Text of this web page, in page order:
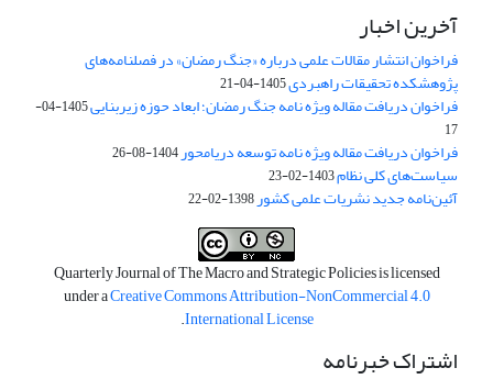
آخرین اخبار
فراخوان انتشار مقالات علمی درباره «جنگ رمضان» در فصلنامه‌های
پژوهشکده تحقیقات راهبردی1405-04-21
فراخوان دریافت مقاله ویژه نامه جنگ رمضان؛ ابعاد حوزه زیربنایی
1405-04-
17
فراخوان دریافت مقاله ویژه نامه توسعه دریامحور1404-08-26
سیاست‌های کلی نظام1403-02-23
آئین‌نامه جدید نشریات علمی کشور1398-02-22
Quarterly Journal of The Macro and Strategic Policies is licensed
under aCreative Commons Attribution-NonCommercial 4.0
International License
.
اشتراک خبرنامه